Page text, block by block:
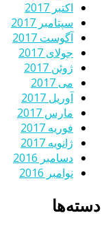
اکتبر 2017
سپتامبر 2017
آگوست 2017
جولای 2017
ژوئن 2017
می 2017
آوریل 2017
مارس 2017
فوریه 2017
ژانویه 2017
دسامبر 2016
نوامبر 2016
دسته‌ها